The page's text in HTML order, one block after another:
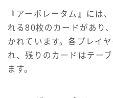
『アーボレータム』には
れる80枚のカードがあり
かれています。各プレイ
れ、残りのカードはテー
ます。